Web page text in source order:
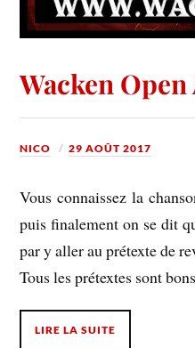
Wacken Open
NICO 29 AOÛT 2017
Vous connaissez la
puis finalement on se dit
par y aller au prétexte de
Tous les prétextes sont
LIRE LA SUITE